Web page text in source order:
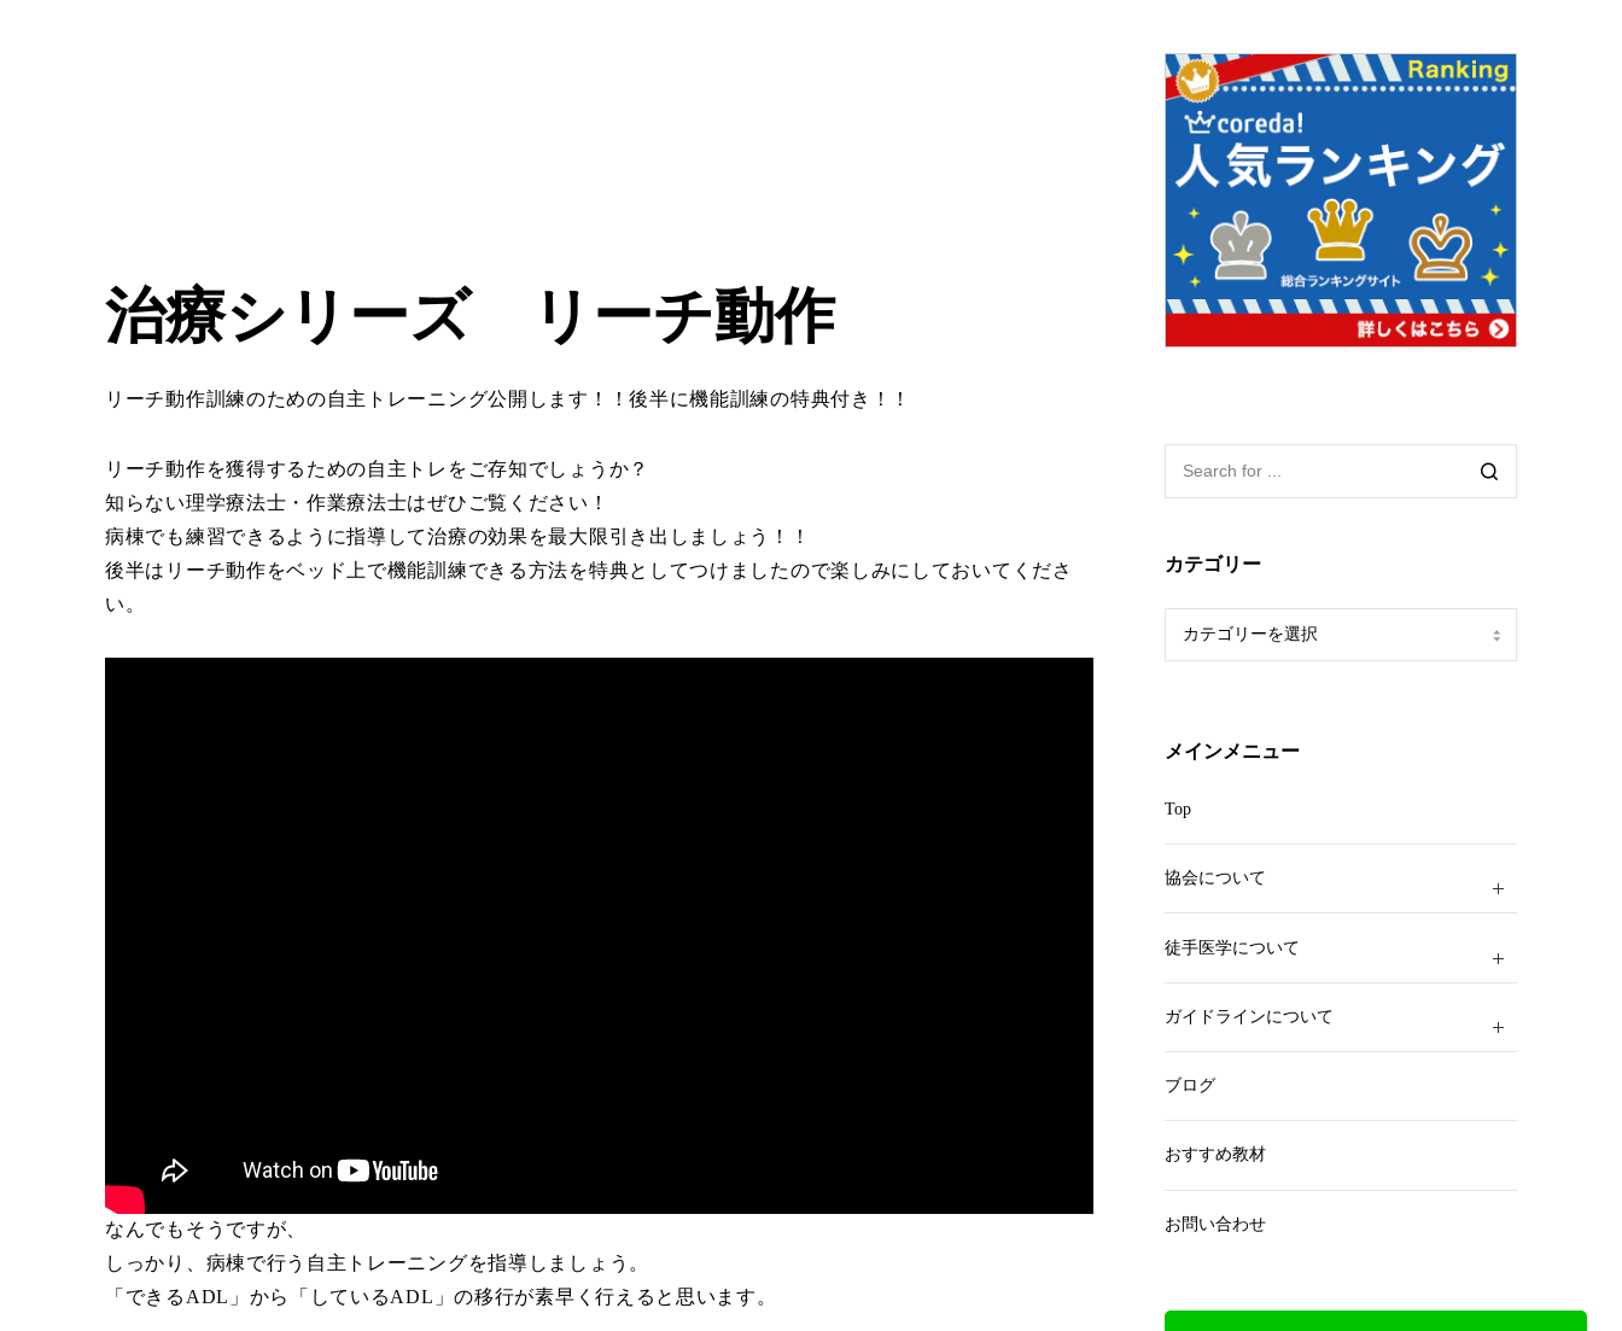
治療シリーズ リーチ動作
リーチ動作訓練のための自主トレーニング公開します！！後半に機能訓練の特典付き！！
リーチ動作を獲得するための自主トレをご存知でしょうか？
知らない理学療法士・作業療法士はぜひご覧ください！
病棟でも練習できるように指導して治療の効果を最大限引き出しましょう！！
後半はリーチ動作をベッド上で機能訓練できる方法を特典としてつけましたので楽しみにしておいてくださ
い。
なんでもそうですが、
しっかり、病棟で行う自主トレーニングを指導しましょう。
「できるADL」から「しているADL」の移行が素早く行えると思います。
カテゴリー
メインメニュー
Top
協会について
徒手医学について
ガイドラインについて
ブログ
おすすめ教材
お問い合わせ